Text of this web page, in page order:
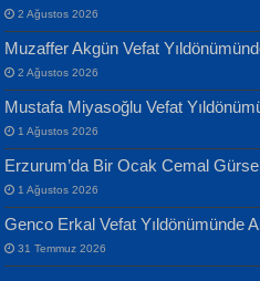
EKREM KARABABA
İsmail Aydos
İnkisar...
2 Ağustos 2026
Muzaffer Akgün Vefat
2 Ağustos 2026
Mustafa Miyasoğlu Vefat
1 Ağustos 2026
Erzurum’da Bir Ocak Cemal
1 Ağustos 2026
Genco Erkal Vefat Yıldönümünde
31 Temmuz 2026